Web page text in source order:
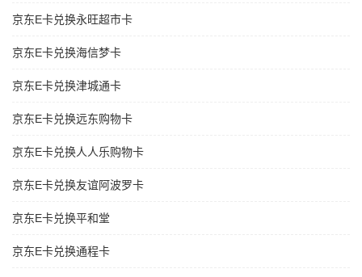
京东E卡兑换永旺超市卡
京东E卡兑换海信梦卡
京东E卡兑换津城通卡
京东E卡兑换远东购物卡
京东E卡兑换人人乐购物卡
京东E卡兑换友谊阿波罗卡
京东E卡兑换平和堂
京东E卡兑换通程卡